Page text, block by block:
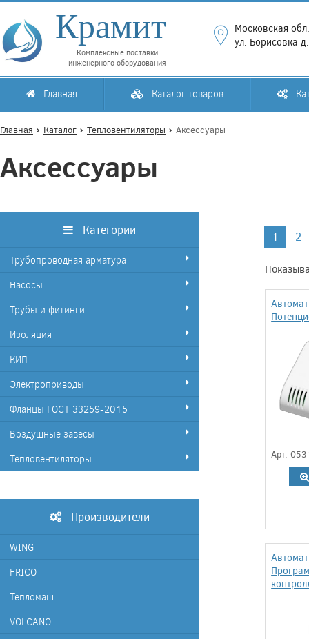
Крамит
Комплексные поставки
инженерного оборудования
Московская
ул. Борисовка
Главная Каталог товаров
Главная Каталог Тепловентиляторы Аксессуары
Аксессуары
Категории
Трубопроводная арматура
Насосы
Трубы и фитинги
Изоляция
КИП
Электроприводы
Фланцы ГОСТ 33259-2015
Воздушные завесы
Тепловентиляторы
Производители
WING
FRICO
Тепломаш
VOLCANO
1 2
Арт.